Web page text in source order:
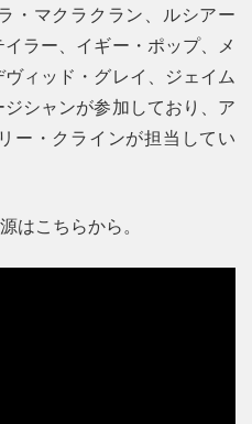
・マクラクラン、ルシアー
ラー、イギー・ポップ、メ
ィッド・グレイ、ジェイム
シャンが参加しており、ア
ー・クラインが担当してい
はこちらから。